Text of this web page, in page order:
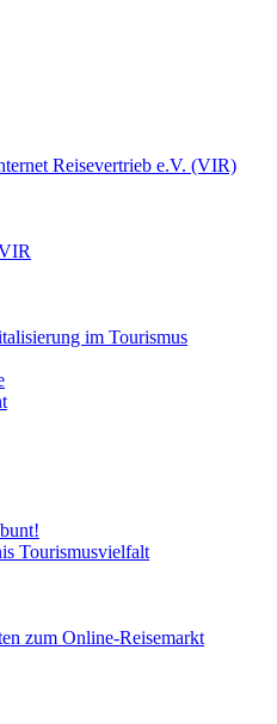
Reisevertrieb e.V. (VIR)
im Tourismus
Tourismusvielfalt
zum Online-Reisemarkt